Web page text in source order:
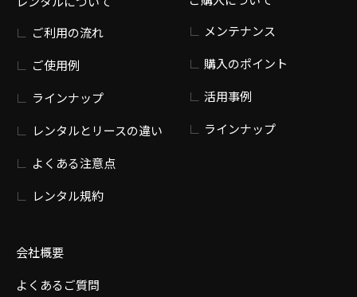
ご利用の流れ
ご使用例
ラインナップ
レンタルとリースの違い
よくある注意点
レンタル規約
会社概要
よくあるご質問
メンテナンス
購入のポイント
活用事例
ラインナップ